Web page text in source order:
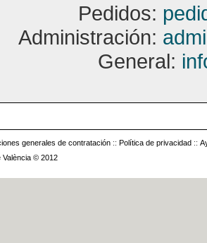
Pedidos:
Administración:
General:
generales de contratación :: Política de privacidad ::
València © 2012